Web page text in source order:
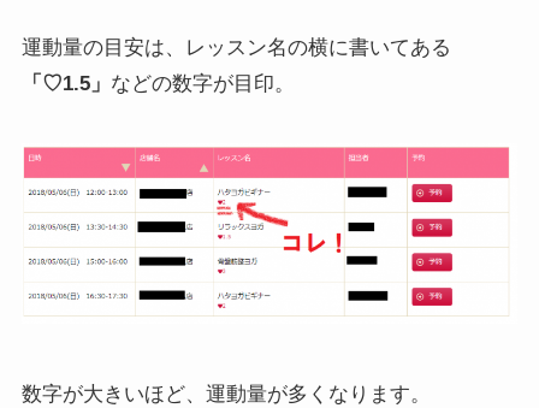
運動量の目安は、レッスン名の横に書いてある
「♡1.5」 などの数字が目印。
数字が大きいほど、運動量が多くなります。